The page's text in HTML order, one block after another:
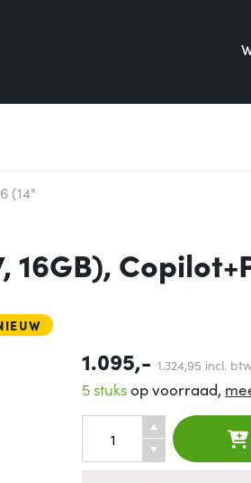
(14"
16GB),
1.095,- 1.324,95 incl.
5 stuksop voorraad,